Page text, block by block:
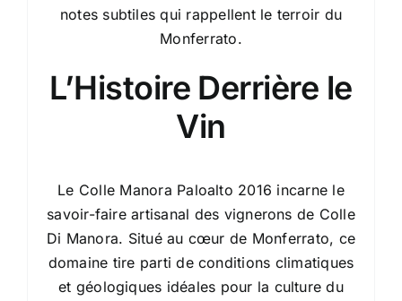
notes subtiles qui rappellent le terroir du
Monferrato.
L’Histoire Derrière le
Vin
Le Colle Manora Paloalto 2016 incarne le
savoir-faire artisanal des vignerons de Colle
Di Manora. Situé au cœur de Monferrato, ce
domaine tire parti de conditions climatiques
et géologiques idéales pour la culture du